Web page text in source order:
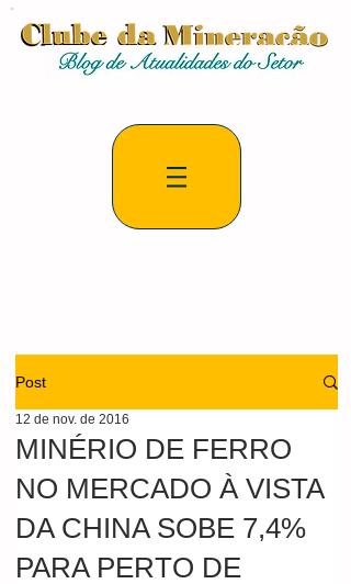
Post
MINÉRIO DE FERRO
NO MERCADO À VISTA
DA CHINA SOBE 7,4%
PARA PERTO DE
12 de nov. de 2016